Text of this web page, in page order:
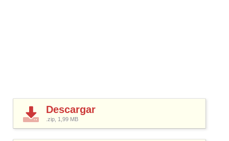
Descargar
.zip, 1,99 MB